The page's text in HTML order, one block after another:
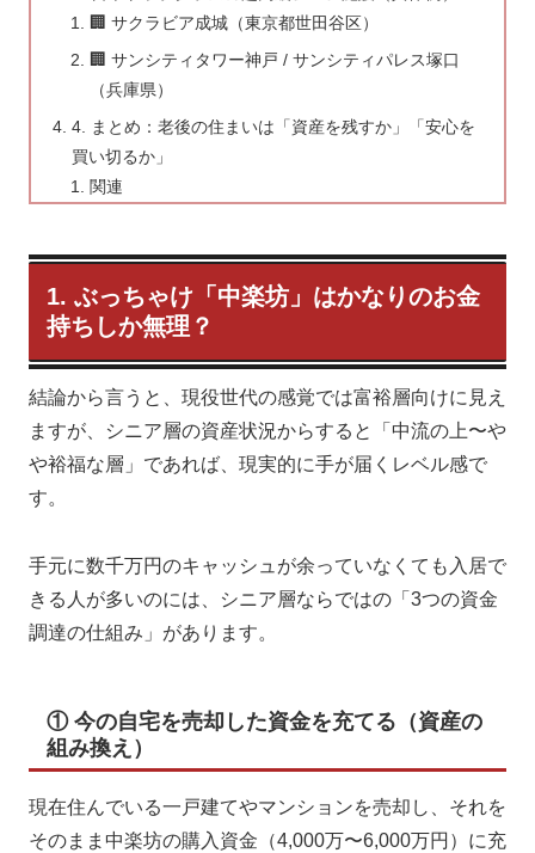
🏢 サクラビア成城（東京都世田谷区）
🏢 サンシティタワー神戸 / サンシティパレス塚口
（兵庫県）
4. まとめ：老後の住まいは「資産を残すか」「安心を
買い切るか」
関連
1. ぶっちゃけ「中楽坊」はかなりのお金
持ちしか無理？
結論から言うと、現役世代の感覚では富裕層向けに見え
ますが、シニア層の資産状況からすると「中流の上〜や
や裕福な層」であれば、現実的に手が届くレベル感で
す。
手元に数千万円のキャッシュが余っていなくても入居で
きる人が多いのには、シニア層ならではの「3つの資金
調達の仕組み」があります。
① 今の自宅を売却した資金を充てる（資産の
組み換え）
現在住んでいる一戸建てやマンションを売却し、それを
そのまま中楽坊の購入資金（4,000万〜6,000万円）に充